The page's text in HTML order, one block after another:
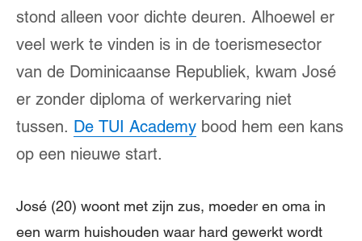
stond alleen voor dichte deuren. Alhoewel er
veel werk te vinden is in de toerismesector
van de Dominicaanse Republiek, kwam José
er zonder diploma of werkervaring niet
tussen. De TUI Academy bood hem een kans
op een nieuwe start.
José (20) woont met zijn zus, moeder en oma in
een warm huishouden waar hard gewerkt wordt